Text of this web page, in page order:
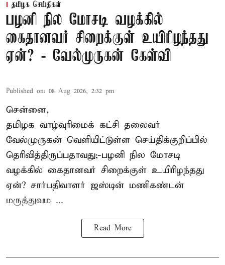
தமிழக செய்திகள்
பழனி நில மோசடி வழக்கில்
கைதானவர் சிறைக்குள் உயிரிழந்தது
ஏன்? - வேல்முருகன் கேள்வி
Published on: 08 Aug 2026, 2:32 pm
சென்னை,
தமிழக வாழ்வுரிமைக் கட்சி தலைவர்
வேல்முருகன் வெளியிட்டுள்ள செய்திக்குறிப்பில்
தெரிவித்திருப்பதாவது;-பழனி நில மோசடி
வழக்கில் கைதானவர் சிறைக்குள் உயிரிழந்தது
ஏன்? சார்பதிவாளர் ஜஸ்டின் மணிகண்டன்
மருத்துவம ...
Read More